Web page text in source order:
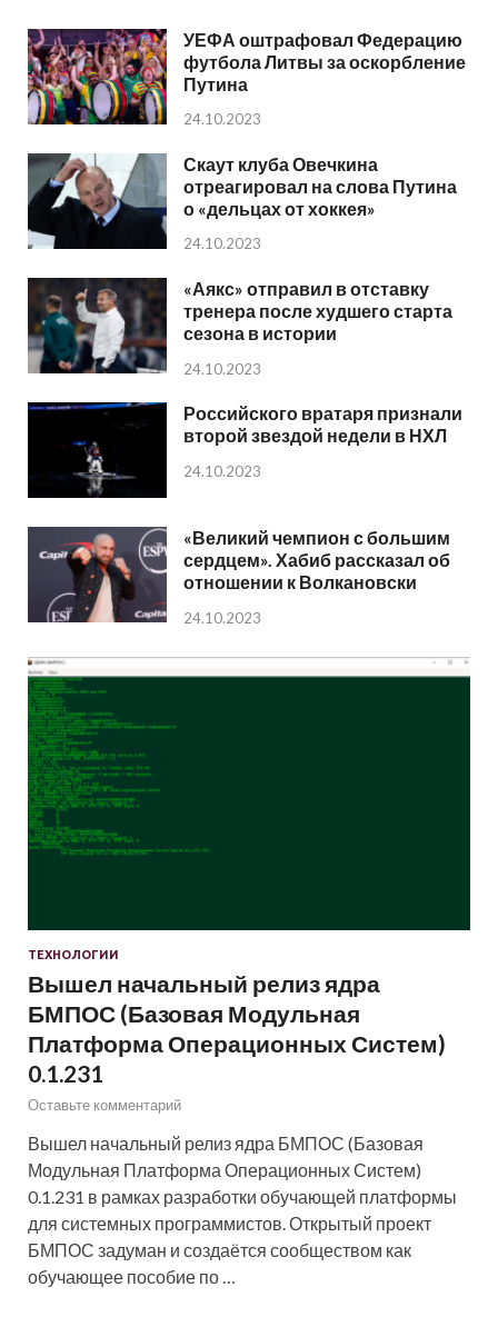
УЕФА оштрафовал Федерацию
футбола Литвы за оскорбление
Путина
24.10.2023
Скаут клуба Овечкина
отреагировал на слова Путина
о «дельцах от хоккея»
24.10.2023
«Аякс» отправил в отставку
тренера после худшего старта
сезона в истории
24.10.2023
Российского вратаря признали
второй звездой недели в НХЛ
24.10.2023
«Великий чемпион с большим
сердцем». Хабиб рассказал об
отношении к Волкановски
24.10.2023
ТЕХНОЛОГИИ
Вышел начальный релиз ядра
БМПОС (Базовая Модульная
Платформа Операционных Систем)
0.1.231
Оставьте комментарий
Вышел начальный релиз ядра БМПОС (Базовая
Модульная Платформа Операционных Систем)
0.1.231 в рамках разработки обучающей платформы
для системных программистов. Открытый проект
БМПОС задуман и создаётся сообществом как
обучающее пособие по …